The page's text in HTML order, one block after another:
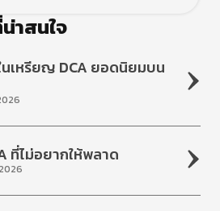
าสนใจ
นเหรียญ DCA ยอดนิยมบน
ที่ไม่อยากให้พลาด